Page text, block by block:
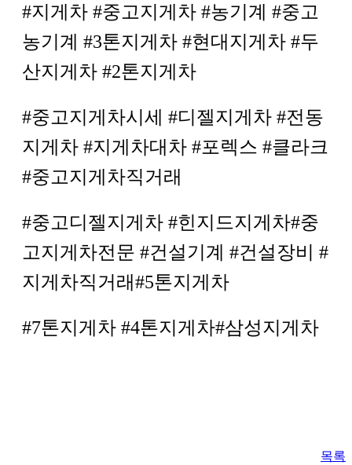
#지게차 #중고지게차 #농기계 #중고
농기계 #3톤지게차 #현대지게차 #두
산지게차 #2톤지게차
#중고지게차시세 #디젤지게차 #전동
지게차 #지게차대차 #포렉스 #클라크
#중고지게차직거래
#중고디젤지게차 #힌지드지게차#중
고지게차전문 #건설기계 #건설장비 #
지게차직거래#5톤지게차
#7톤지게차 #4톤지게차#삼성지게차
목록